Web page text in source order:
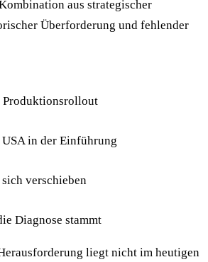
aus strategischer
Überforderung und fehlender
in der Einführung
verschieben
Diagnose stammt
liegt nicht im heutigen